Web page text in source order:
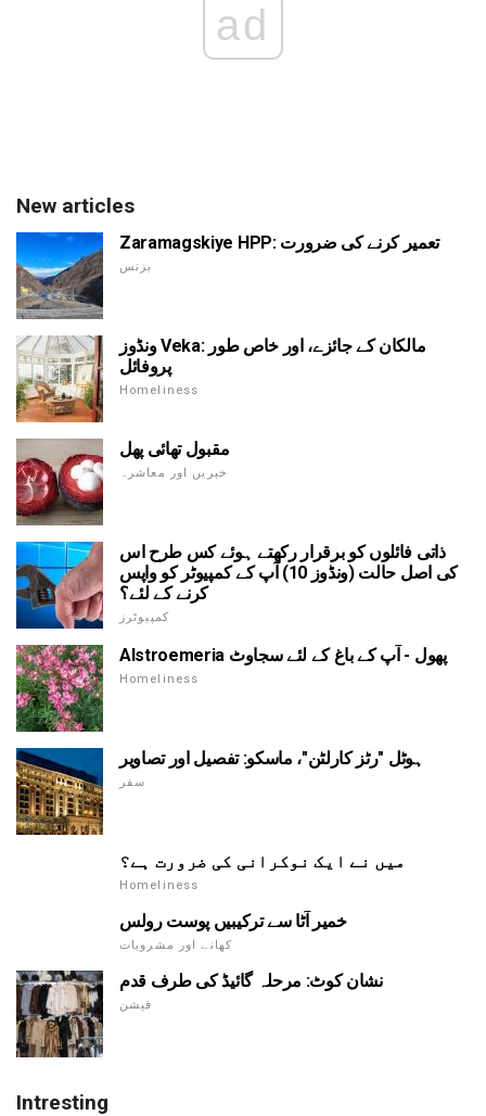
ad
New articles
Zaramagskiye HPP: تعمیر کرنے کی ضرورت
بزنس
ونڈوز Veka: مالکان کے جائزے، اور خاص طور
پروفائل
Homeliness
مقبول تھائی پھل
خبریں اور معاشرہ
ذاتی فائلوں کو برقرار رکھتے ہوئے کس طرح اس
کی اصل حالت (ونڈوز 10) آپ کے کمپیوٹر کو واپس
کرنے کے لئے؟
کمپیوٹرز
Alstroemeria پھول - آپ کے باغ کے لئے سجاوٹ
Homeliness
ہوٹل "رٹز کارلٹن"، ماسکو: تفصیل اور تصاویر
سفر
میں نے ایک نوکرانی کی ضرورت ہے؟
Homeliness
خمیر آٹا سے ترکیبیں پوست رولس
کھانے اور مشروبات
نشان کوٹ: مرحلہ گائیڈ کی طرف قدم
فیشن
Intresting